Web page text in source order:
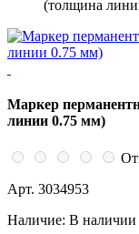
(толщина
Маркер
линии 0.75 мм)
Арт. 3034953
Наличие: В наличии